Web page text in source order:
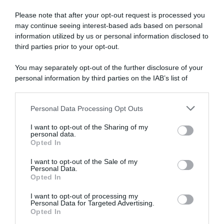
Please note that after your opt-out request is processed you
may continue seeing interest-based ads based on personal
information utilized by us or personal information disclosed to
third parties prior to your opt-out.
You may separately opt-out of the further disclosure of your
personal information by third parties on the IAB’s list of
This information may also be disclosed by us to third parties
disclose it to other third parties.
Please note that this website/app uses one or more Google
services and may gather and store information including but
not limited to your visit or usage behaviour. You may click to
grant or deny consent to Google and its third-party tags to
consent section.
Personal Data Processing Opt Outs
I want to opt-out of the Sharing of my
personal data.
Opted In
I want to opt-out of the Sale of my
Personal Data.
Opted In
I want to opt-out of processing my
Personal Data for Targeted Advertising.
Opted In
Circuito de Getxo 2026,
Natnael Tesfatsion vince allo
6° Giulio Ciccone
2 Agosto 2026, 16:58
Movistar, Einer Rubio mostra
le ferite dopo l’incidente al
“Non possiamo cambiare il
passato, ma possiamo
situazioni e lavorare per
Movistar punta il giovane
Mads Landbo
Movistar, il 19enne Javier
Cubillas promosso in prima